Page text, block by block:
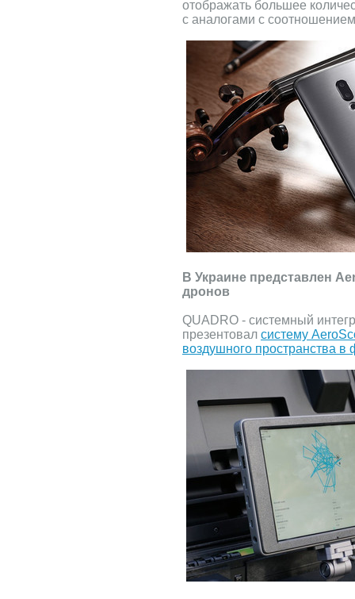
отображать большее
с аналогами с
В Украине представлен
дронов
QUADRO - системный
презентовал систему
воздушного пространства